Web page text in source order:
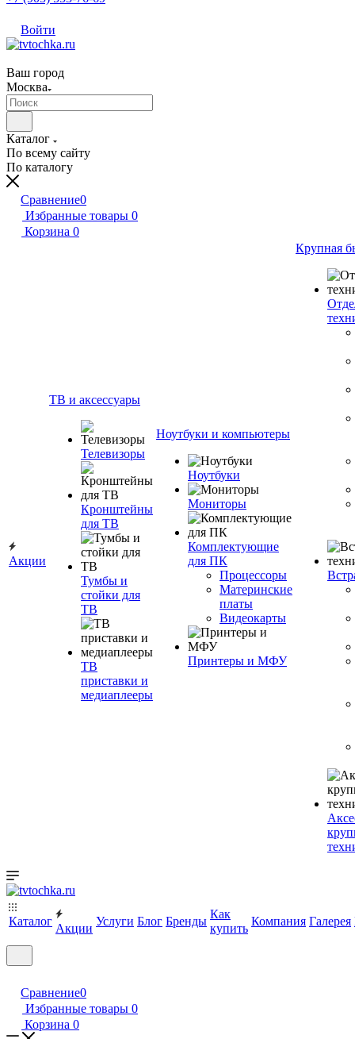
Войти
Ваш город
Москва
Каталог
По всему сайту
По каталогу
Сравнение0
Избранные товары 0
Корзина 0
Акции
ТВ и аксессуары
Телевизоры
Кронштейны
для ТВ
Тумбы и
стойки для
ТВ
ТВ
приставки и
медиаплееры
Ноутбуки и компьютеры
Ноутбуки
Мониторы
Комплектующие
для ПК
Процессоры
Материнские
платы
Видеокарты
Принтеры и МФУ
Крупная
Каталог
Акции
Услуги Блог Бренды
Как
купить
Компания Галерея
Сравнение0
Избранные товары 0
Корзина 0